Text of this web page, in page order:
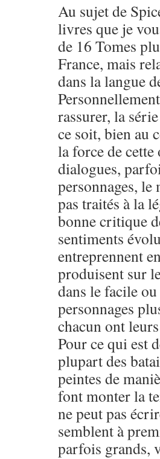
Au sujet de
livres que je
de 16 Tomes
France, mais
dans la langue
rassurer, la
ce soit, bien au
la force de
dialogues,
personnages,
pas traités à la
bonne critique
sentiments
entreprennent
produisent sur
dans le facile
personnages
chacun ont
Pour ce qui est
plupart des
peintes de
font monter la
ne peut pas
semblent à
parfois grands,